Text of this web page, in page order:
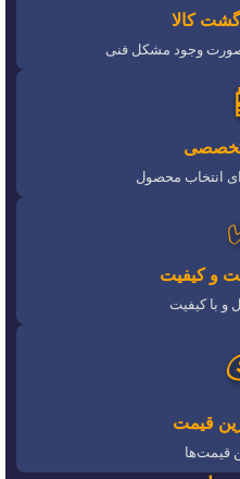
کالا
صورت وجود مشکل فنی
تخصصی
انتخاب محصول
و کیفیت
و با کیفیت
قیمت
قیمت‌ها